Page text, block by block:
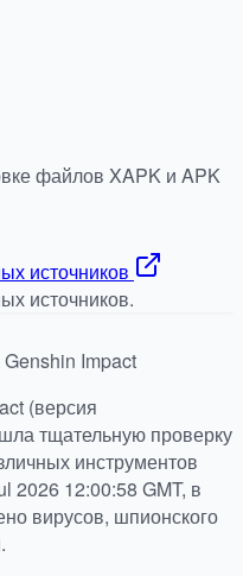
файлов XAPK и APK
источников
источников.
Genshin Impact
(версия
тщательную проверку
инструментов
2026 12:00:58 GMT, в
вирусов, шпионского